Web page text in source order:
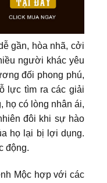
gần, hòa nhã, cởi
người khác yêu
đối phong phú,
lực tìm ra các giải
họ có lòng nhân ái,
đôi khi sự hào
họ lại bị lợi dụng.
động.
Mộc hợp với các